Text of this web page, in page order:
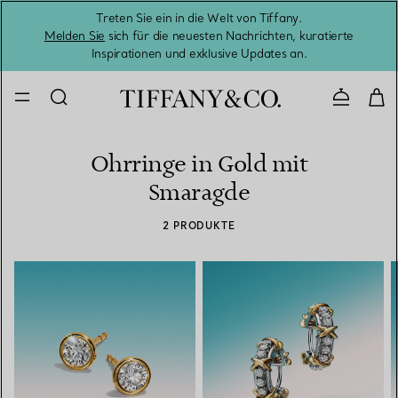
Treten Sie ein in die Welt von Tiffany.
Melden Sie sich für die neuesten Nachrichten, kuratierte
Inspirationen und exklusive Updates an.
Ohrringe in Gold mit
Smaragde
2 PRODUKTE